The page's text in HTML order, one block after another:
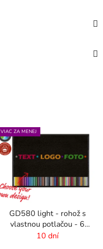
VIAC ZA MENEJ
GD580 light - rohož s
vlastnou potlačou - 6
mm vlas
10 dní